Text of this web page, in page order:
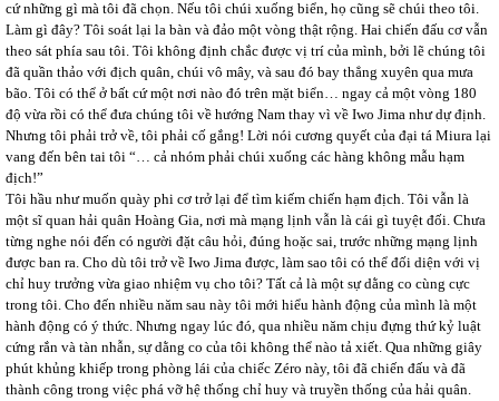
cứ những gì mà tôi đã chọn. Nếu tôi chúi xuống biển, họ cũng sẽ chúi theo tôi.
Làm gì đây? Tôi soát lại la bàn và đảo một vòng thật rộng. Hai chiến đấu cơ vẫn
theo sát phía sau tôi. Tôi không định chắc được vị trí của mình, bởi lẽ chúng tôi
đã quần thảo với địch quân, chúi vô mây, và sau đó bay thẳng xuyên qua mưa
bão. Tôi có thể ở bất cứ một nơi nào đó trên mặt biển… ngay cả một vòng 180
độ vừa rồi có thể đưa chúng tôi về hướng Nam thay vì về Iwo Jima như dự định.
Nhưng tôi phải trở về, tôi phải cố gắng! Lời nói cương quyết của đại tá Miura lại
vang đến bên tai tôi “… cả nhóm phải chúi xuống các hàng không mẫu hạm
địch!”
Tôi hầu như muốn quày phi cơ trở lại để tìm kiếm chiến hạm địch. Tôi vẫn là
một sĩ quan hải quân Hoàng Gia, nơi mà mạng lịnh vẫn là cái gì tuyệt đối. Chưa
từng nghe nói đến có người đặt câu hỏi, đúng hoặc sai, trước những mạng lịnh
được ban ra. Cho dù tôi trở về Iwo Jima được, làm sao tôi có thể đối diện với vị
chỉ huy trưởng vừa giao nhiệm vụ cho tôi? Tất cả là một sự dằng co cùng cực
trong tôi. Cho đến nhiều năm sau này tôi mới hiểu hành động của mình là một
hành động có ý thức. Nhưng ngay lúc đó, qua nhiều năm chịu đựng thứ kỷ luật
cứng rắn và tàn nhẫn, sự dằng co của tôi không thể nào tả xiết. Qua những giây
phút khủng khiếp trong phòng lái của chiếc Zéro này, tôi đã chiến đấu và đã
thành công trong việc phá vỡ hệ thống chỉ huy và truyền thống của hải quân.